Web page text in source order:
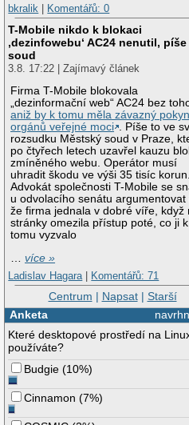
bkralik
Komentářů: 0
T-Mobile nikdo k blokaci
‚dezinfowebu‘ AC24 nenutil, píše
soud
3.8. 17:22 | Zajímavý článek
Firma T-Mobile blokovala
„dezinformační web“ AC24 bez
aniž by k tomu měla závazný pokyn
orgánů veřejné moci . Píše to ve
rozsudku Městský soud v Praze,
po čtyřech letech uzavřel kauzu
zmíněného webu. Operátor musí
uhradit škodu ve výši 35 tisíc korun.
Advokát společnosti T-Mobile se
u odvolacího senátu argumentovat
že firma jednala v dobré víře, když
stránky omezila přístup poté, co ji k
tomu vyzvalo
…více »
Ladislav Hagara | Komentářů: 71
Centrum | Napsat| Starší
Anketa
Které desktopové prostředí na
používáte?
Budgie (10%)
Cinnamon (7%)